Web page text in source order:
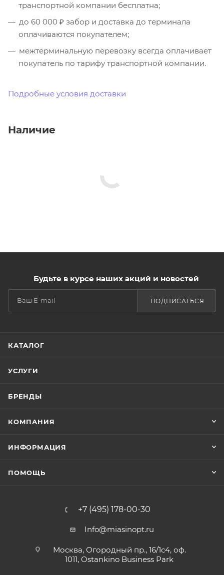
транспортной компании бесплатна;
до 60 000 ₽ забор и доставка до терминала
оплачиваются покупателем;
межтерминальную перевозку всегда оплачивает
покупатель по тарифу транспортной компании.
Подробные условия доставки
Наличие
Будьте в курсе наших акций и новостей
ПОДПИСАТЬСЯ
КАТАЛОГ
УСЛУГИ
БРЕНДЫ
КОМПАНИЯ
ИНФОРМАЦИЯ
ПОМОЩЬ
+7 (495) 178-00-30
Info@miasinopt.ru
Москва, Огородный пр., 16/1с4, оф.
1011, Ostankino Business Park